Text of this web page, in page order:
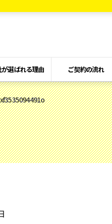
が選ばれる理由 ご契約の流れ